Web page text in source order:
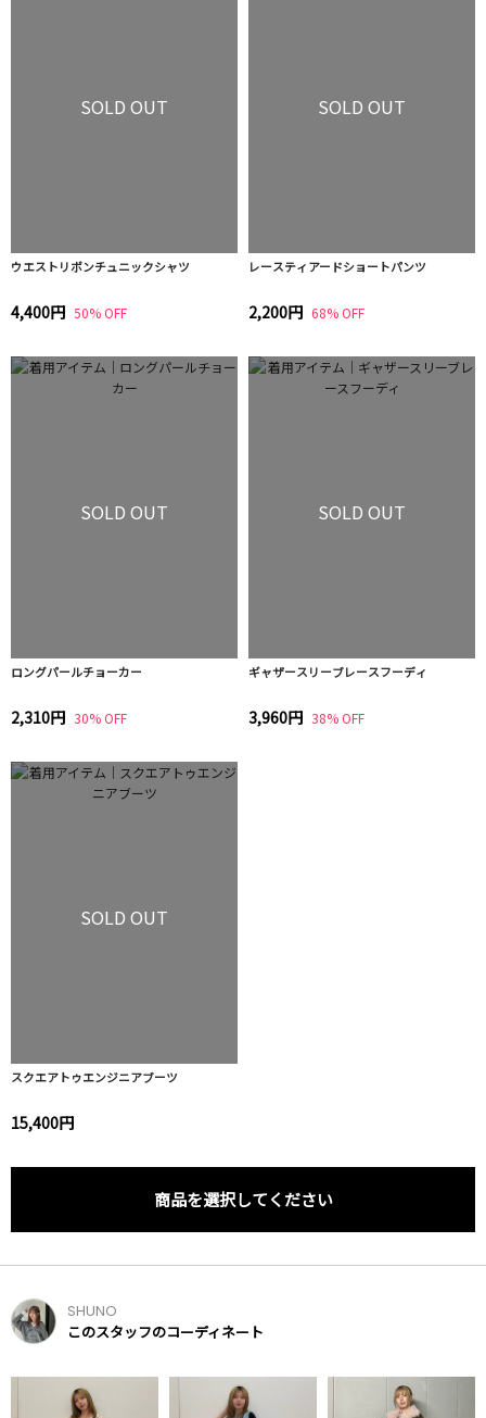
SOLD OUT
ウエストリボンチュニックシャツ
4,400円 50% OFF
SOLD OUT
レースティアードショートパンツ
2,200円 68% OFF
SOLD OUT
ロングパールチョーカー
2,310円 30% OFF
SOLD OUT
ギャザースリーブレースフーディ
3,960円 38% OFF
SOLD OUT
スクエアトゥエンジニアブーツ
15,400円
商品を選択してください
SHUNO
このスタッフのコーディネート